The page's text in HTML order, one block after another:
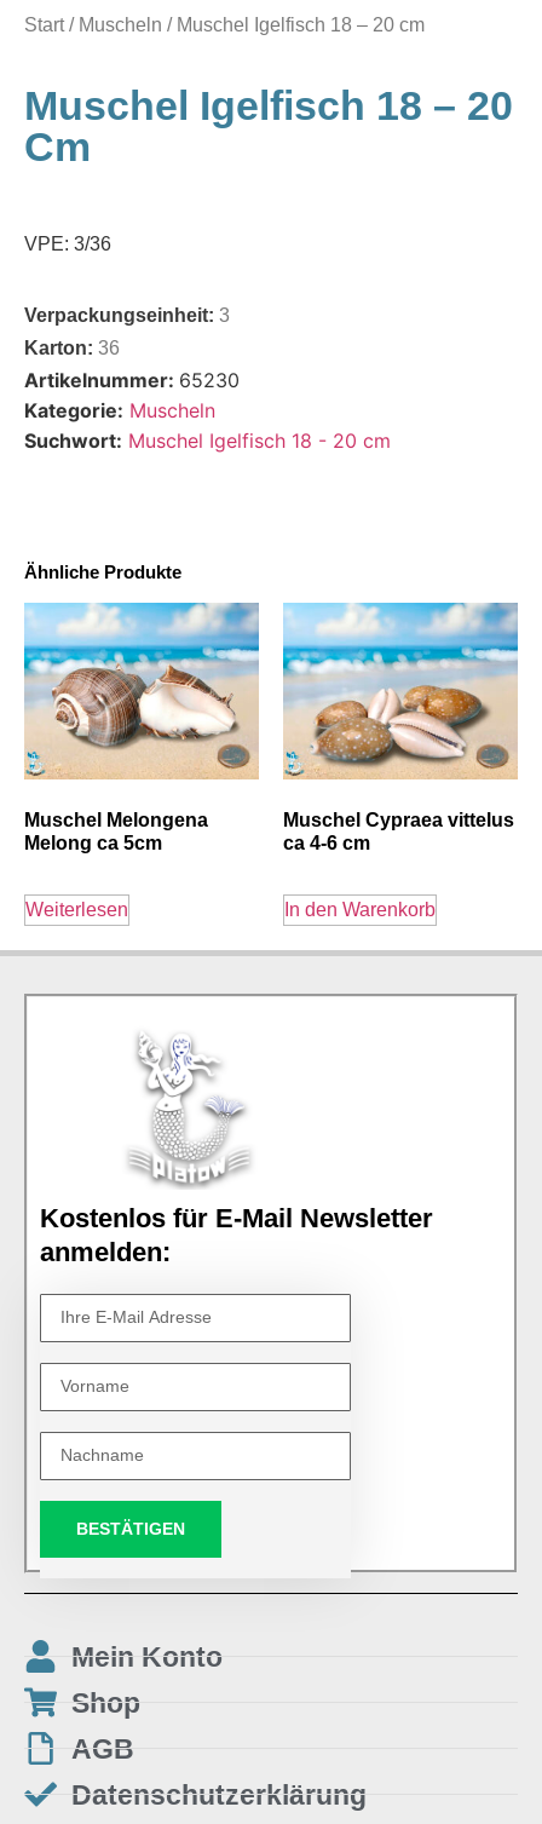
Start/ Muscheln / Muschel Igelfisch 18 – 20 cm
Muschel Igelfisch 18 – 20
Cm
VPE: 3/36
Verpackungseinheit: 3
Karton: 36
Artikelnummer: 65230
Kategorie: Muscheln
Suchwort: Muschel Igelfisch 18 - 20 cm
Ähnliche Produkte
Muschel Melongena
Melong ca 5cm
Weiterlesen
Muschel Cypraea vittelus
ca 4-6 cm
In den Warenkorb
Kostenlos für E-Mail Newsletter
anmelden:
BESTÄTIGEN
Mein Konto
Shop
AGB
Datenschutzerklärung